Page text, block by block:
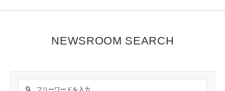
NEWSROOM SEARCH